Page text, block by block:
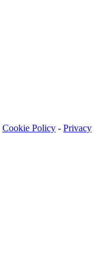
Cookie Policy - Privacy